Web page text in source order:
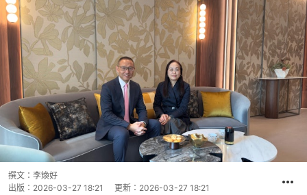
撰文： 李煥好
出版： 2026-03-27 18:21 更新： 2026-03-27 18:21